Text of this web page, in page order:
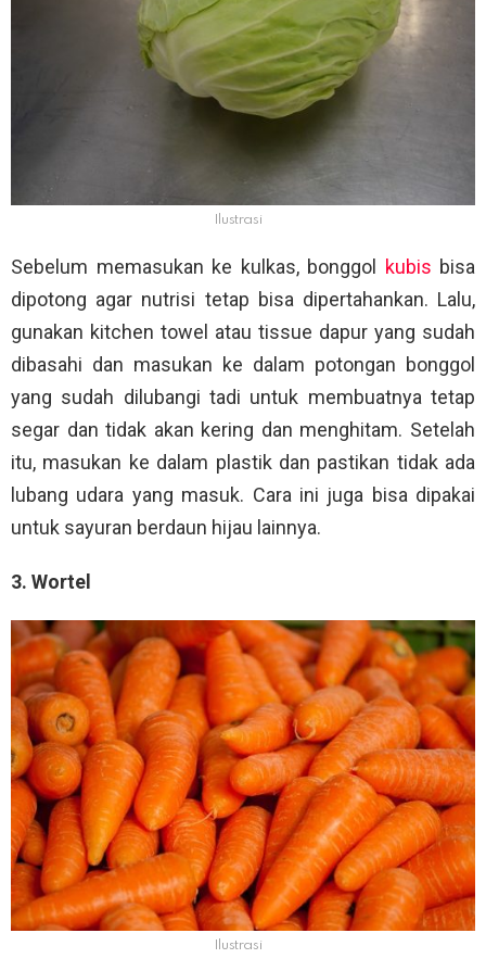
Ilustrasi
Sebelum memasukan ke kulkas, bonggol kubis bisa
dipotong agar nutrisi tetap bisa dipertahankan. Lalu,
gunakan kitchen towel atau tissue dapur yang sudah
dibasahi dan masukan ke dalam potongan bonggol
yang sudah dilubangi tadi untuk membuatnya tetap
segar dan tidak akan kering dan menghitam. Setelah
itu, masukan ke dalam plastik dan pastikan tidak ada
lubang udara yang masuk. Cara ini juga bisa dipakai
untuk sayuran berdaun hijau lainnya.
3. Wortel
Ilustrasi